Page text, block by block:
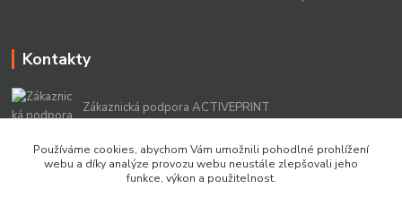
Kontakty
Zákaznická podpora ACTIVEPRINT
info@activeprint.cz
Používáme cookies, abychom Vám umožnili pohodlné prohlížení
webu a díky analýze provozu webu neustále zlepšovali jeho
funkce, výkon a použitelnost.